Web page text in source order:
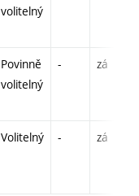
volitelný
Povinně
volitelný
- zá
Volitelný - zá